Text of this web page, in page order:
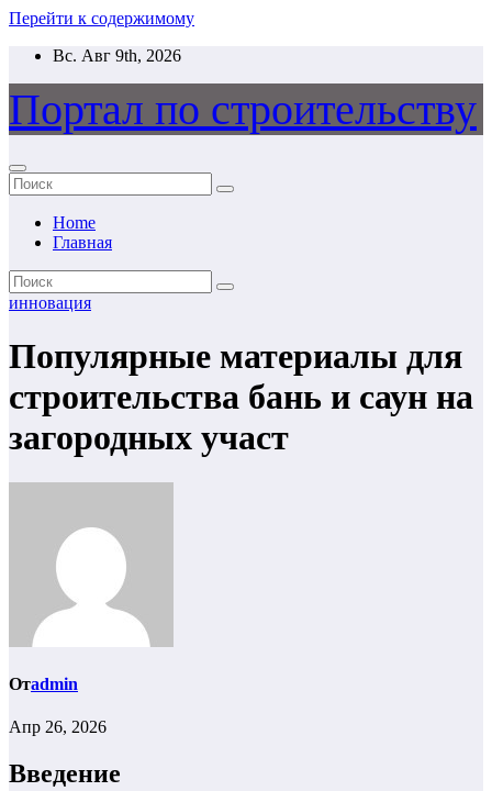
Перейти к содержимому
Вс. Авг 9th, 2026
Портал по строительству
Home
Главная
инновация
Популярные материалы для
строительства бань и саун на
загородных участ
Отadmin
Апр 26, 2026
Введение